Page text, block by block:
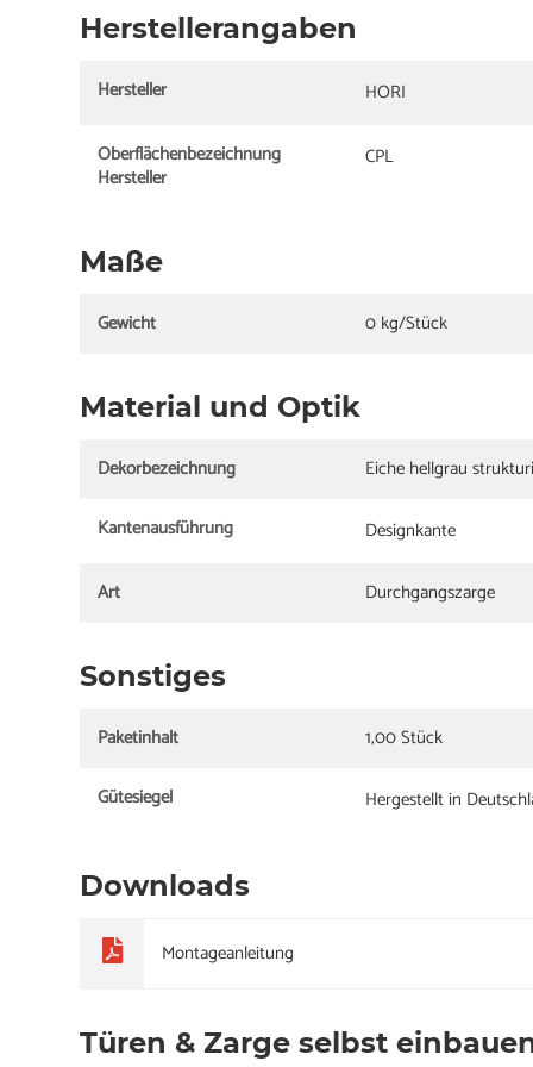
Herstellerangaben
Hersteller HORI
Oberflächenbezeichnung
Hersteller
CPL
Maße
Gewicht 0 kg/Stück
Material und Optik
Dekorbezeichnung
Eiche hellgrau
Kantenausführung
Designkante
Art Durchgangszarge
Sonstiges
Paketinhalt
1,00 Stück
Gütesiegel
Hergestellt in
Downloads
Montageanleitung
Türen & Zarge selbst